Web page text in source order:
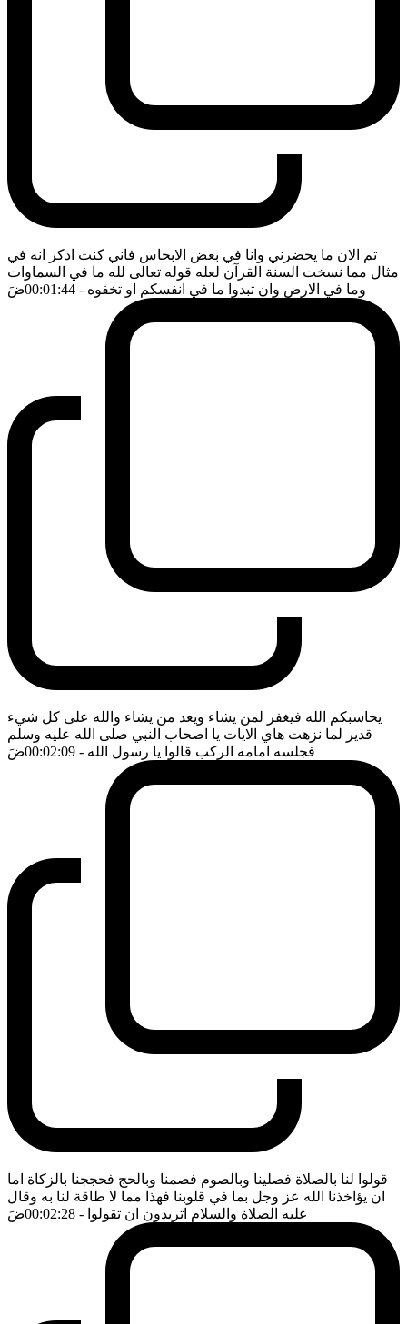
تم الان ما يحضرني وانا في بعض الابحاس فاني كنت اذكر انه في
مثال مما نسخت السنة القرآن لعله قوله تعالى لله ما في السماوات
وما في الارض وان تبدوا ما في انفسكم او تخفوه - 00:01:44 ضَ
يحاسبكم الله فيغفر لمن يشاء ويعد من يشاء والله على كل شيء
قدير لما نزهت هاي الايات يا اصحاب النبي صلى الله عليه وسلم
فجلسه امامه الركب قالوا يا رسول الله - 00:02:09 ضَ
قولوا لنا بالصلاة فصلينا وبالصوم فصمنا وبالحج فحججنا بالزكاة اما
ان يؤاخذنا الله عز وجل بما في قلوبنا فهذا مما لا طاقة لنا به وقال
عليه الصلاة والسلام اتريدون ان تقولوا - 00:02:28 ضَ